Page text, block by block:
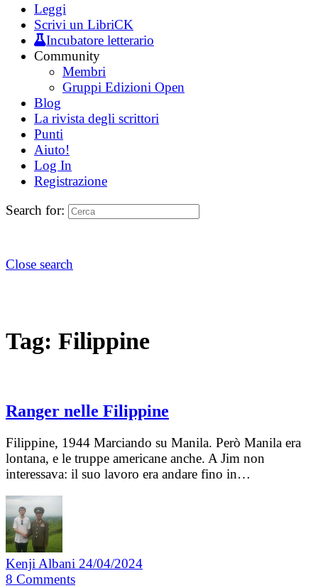
Leggi
Scrivi un LibriCK
Incubatore letterario
Community
Membri
Gruppi Edizioni Open
Blog
La rivista degli scrittori
Punti
Aiuto!
Log In
Registrazione
Search for:
Close search
Tag: Filippine
Ranger nelle Filippine
Filippine, 1944 Marciando su Manila. Però Manila era
lontana, e le truppe americane anche. A Jim non
interessava: il suo lavoro era andare fino in…
Kenji Albani 24/04/2024
8 Comments